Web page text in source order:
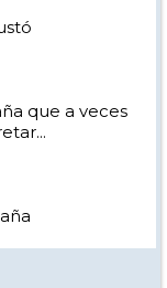
que a veces